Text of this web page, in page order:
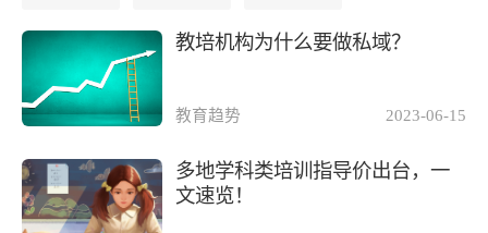
教培机构为什么要做私域？
教育趋势 2023-06-15
多地学科类培训指导价出台，一
文速览！